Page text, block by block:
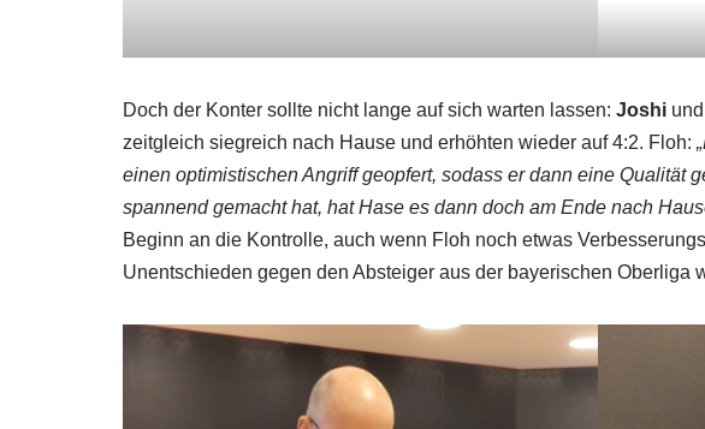
Doch der Konter sollte nicht lange auf sich warten lassen: Joshi und
zeitgleich siegreich nach Hause und erhöhten wieder auf 4:2. Floh:
einen optimistischen Angriff geopfert, sodass er dann eine Qualität
spannend gemacht hat, hat Hase es dann doch am Ende nach
Beginn an die Kontrolle, auch wenn Floh noch etwas
Unentschieden gegen den Absteiger aus der bayerischen Oberliga